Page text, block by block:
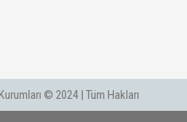
© 2024 | Tüm Hakları